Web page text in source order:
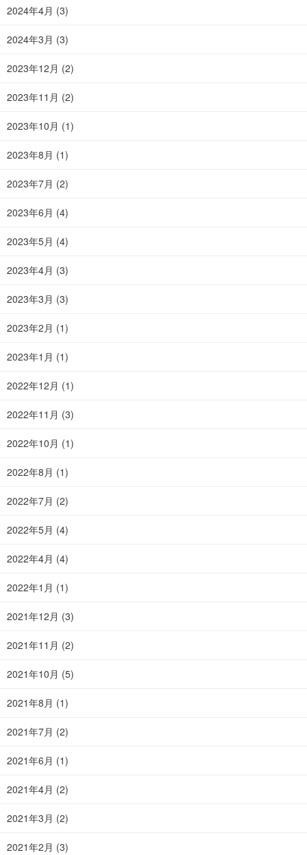
2024年4月 (3)
2024年3月 (3)
2023年12月 (2)
2023年11月 (2)
2023年10月 (1)
2023年8月 (1)
2023年7月 (2)
2023年6月 (4)
2023年5月 (4)
2023年4月 (3)
2023年3月 (3)
2023年2月 (1)
2023年1月 (1)
2022年12月 (1)
2022年11月 (3)
2022年10月 (1)
2022年8月 (1)
2022年7月 (2)
2022年5月 (4)
2022年4月 (4)
2022年1月 (1)
2021年12月 (3)
2021年11月 (2)
2021年10月 (5)
2021年8月 (1)
2021年7月 (2)
2021年6月 (1)
2021年4月 (2)
2021年3月 (2)
2021年2月 (3)